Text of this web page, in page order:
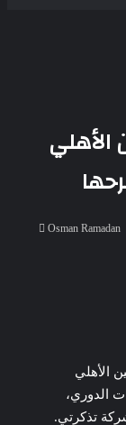
الأهلي
Osman Ramadan
الأهلي
الدوري،
تذكرتي.